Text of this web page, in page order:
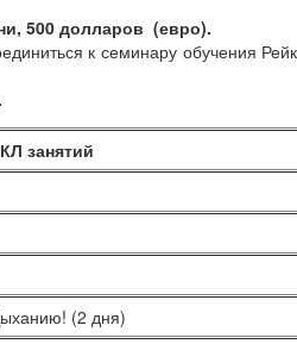
500 долларов (евро).
к семинару обучения
занятий
(2 дня)